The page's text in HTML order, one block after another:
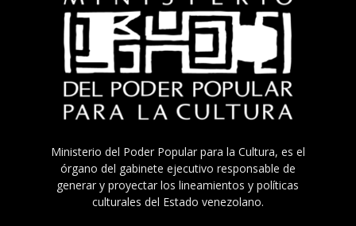
Ministerio del Poder Popular para la Cultura, es el
órgano del gabinete ejecutivo responsable de
generar y proyectar los lineamientos y políticas
culturales del Estado venezolano.